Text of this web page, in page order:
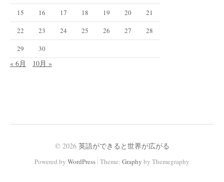
15
16 17 18 19 20
21
22
23 24 25 26 27
28
29
30
« 6月 10月 »
© 2026 英語ができると世界が広がる
Powered by WordPress | Theme: Graphy by Themegraphy